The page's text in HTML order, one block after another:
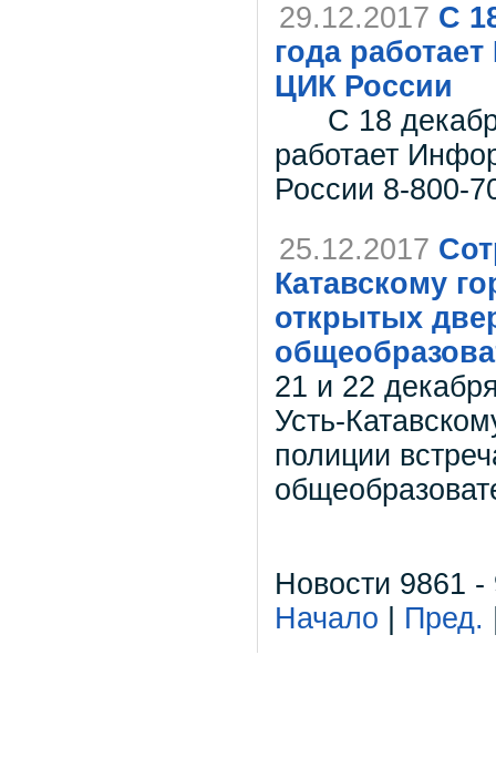
29.12.2017 С
года
ЦИК России
С 18 декабря
работает
России 8-800-
25.12.2017
Катавскому
открытых
21 и 22
Усть-
полиции
Новости 9861 -
Начало
Пред.